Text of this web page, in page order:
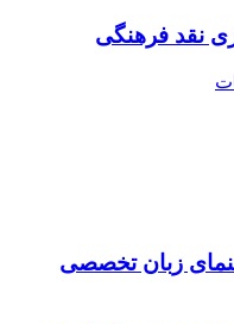
نقد فرهنگی
زبان تخصصی